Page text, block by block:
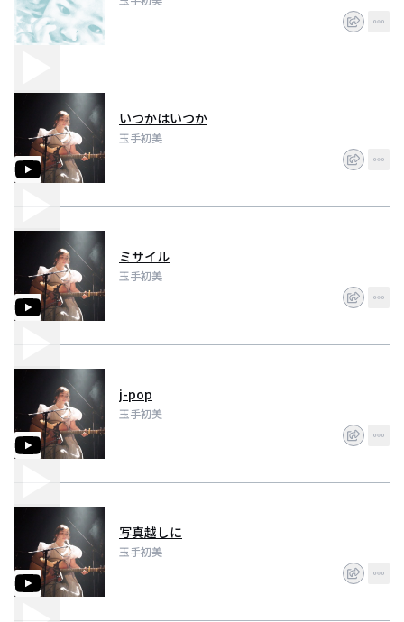
いつかはいつか
玉手初美
ミサイル
玉手初美
j-pop
玉手初美
写真越しに
玉手初美